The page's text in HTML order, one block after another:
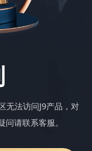
无法访问J9产品，对
请联系客服。